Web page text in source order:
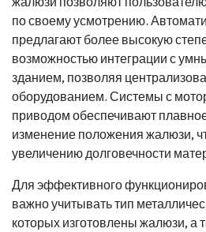
по своему усмотрению.
предлагают более высокую
возможностью интеграции с
зданием, позволяя
оборудованием. Системы с
приводом обеспечивают
изменение положения жалюзи,
увеличению долговечности
Для эффективного
важно учитывать тип
которых изготовлены жалюзи, а